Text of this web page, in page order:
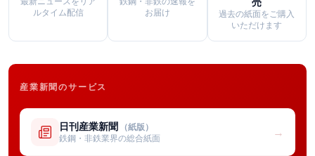
ルタイム配信
お届け
売
過去の紙面をご購入
いただけます
産業新聞のサービス
日刊産業新聞 （紙版）
鉄鋼・非鉄業界の総合紙面
→